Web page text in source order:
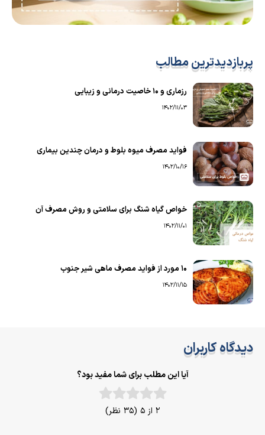
پربازدیدترین مطالب
رزماری و ۱۰ خاصیت درمانی و زیبایی
1402/11/03
فواید مصرف میوه بلوط و درمان چندین بیماری
1402/10/16
خواص گیاه شنگ برای سلامتی و روش مصرف آن
1402/11/01
۱۰ مورد از فواید مصرف ماهی شیر جنوب
1402/11/15
دیدگاه کاربران
آیا این مطلب برای شما مفید بود؟
2 از 5 (35 نظر)